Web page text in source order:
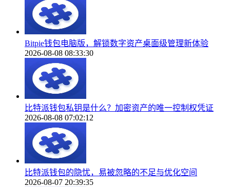
Bitpie钱包电脑版，解锁数字资产桌面级管理新体验
2026-08-08 08:33:30
比特派钱包私钥是什么？加密资产的唯一控制权凭证
2026-08-08 07:02:12
比特派钱包的隐忧，易被忽略的不足与优化空间
2026-08-07 20:39:35